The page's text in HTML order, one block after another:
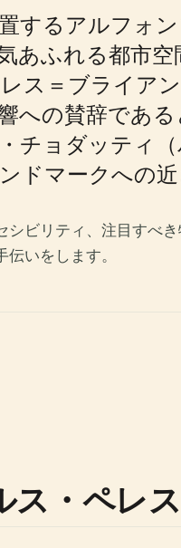
するアルフォ
あふれる都市
ス＝ブライア
への賛辞であ
チョダッティ
ドマークへの
ビリティ、注目すべ
いをします。
ス・ペレ